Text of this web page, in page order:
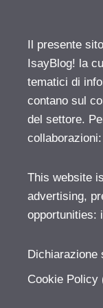
Il presente
IsayBlog! la
tematici di
contano sul
del settore.
collaborazioni:
This website
advertising,
opportunities:
Dichiarazione
Cookie Policy